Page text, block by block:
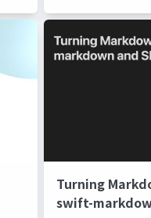
Turning
swift-